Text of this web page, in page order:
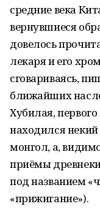
средние века
вернувшиеся
довелось
лекаря и его
сговариваясь,
ближайших
Хубилая,
находился некий
монгол, а,
приёмы
под названием
«прижигание»).